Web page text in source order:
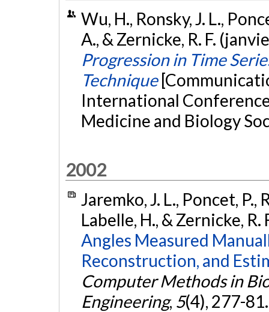
Wu, H., Ronsky, J. L.,
A., & Zernicke, R. F.
Progression in Time
Technique
International
Medicine and Biology
2002
Jaremko, J. L., Poncet, P.,
Labelle, H., & Zernicke, R.
Angles Measured
Reconstruction, and
Computer Methods in
Engineering, 5(4), 277-